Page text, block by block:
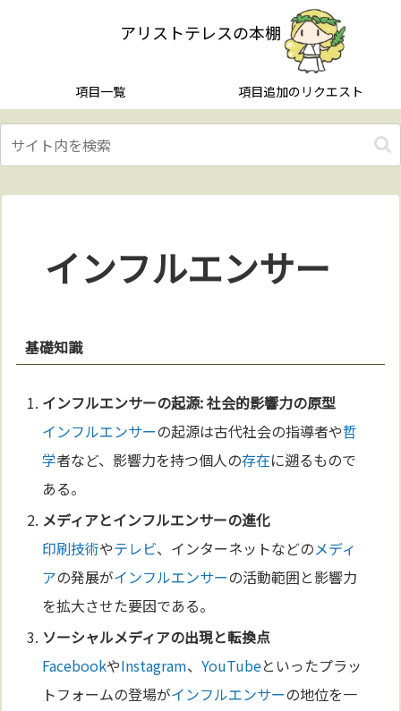
アリストテレスの本棚
項目一覧 項目追加のリクエスト
インフルエンサー
基礎知識
インフルエンサーの起源: 社会的影響力の原型
インフルエンサーの起源は古代社会の指導者や哲
学者など、影響力を持つ個人の存在に遡るもので
ある。
メディアとインフルエンサーの進化
印刷技術やテレビ、インターネットなどのメディ
アの発展がインフルエンサーの活動範囲と影響力
を拡大させた要因である。
ソーシャルメディアの出現と転換点
FacebookやInstagram、YouTubeといったプラッ
トフォームの登場がインフルエンサーの地位を一